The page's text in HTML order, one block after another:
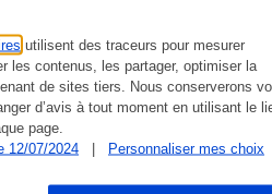
utilisent des traceurs pour mesurer
les contenus, les partager, optimiser la
de sites tiers. Nous conserverons
d’avis à tout moment en utilisant le
page.
12/07/2024
| Personnaliser mes choix